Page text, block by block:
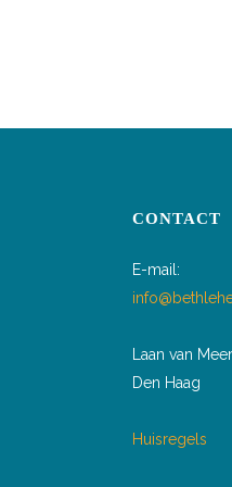
CONTACT
E-mail:
Laan van
Den Haag
Huisregels